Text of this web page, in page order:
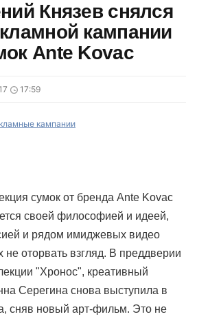
Князев снялся
кампании
Ante Kovac
17:59
кампании
сумок от бренда Ante Kovac
своей философией и идеей,
и рядом имиджевых видео
не оторвать взгляд. В преддверии
"Хронос", креативный
Серегина снова выступила в
сняв новый арт-фильм. Это не